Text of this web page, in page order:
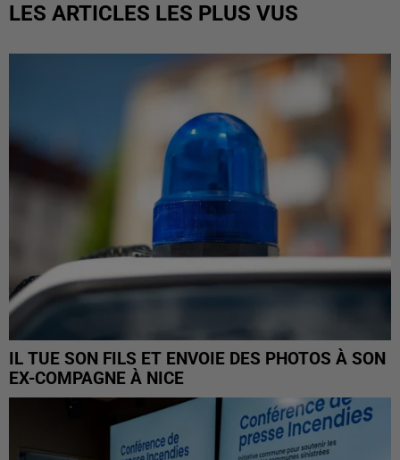
LES ARTICLES LES PLUS VUS
IL TUE SON FILS ET ENVOIE DES PHOTOS À SON
EX-COMPAGNE À NICE